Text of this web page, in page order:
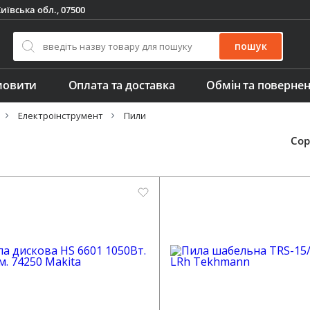
обл., 07500
пошук
Оплата та доставка Обмін та
Електроінструмент Пили